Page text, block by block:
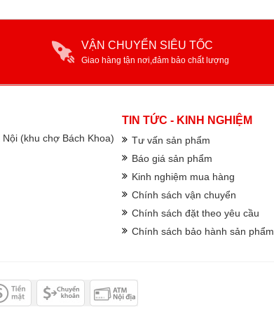
VẬN CHUYỂN SIÊU TỐC
Giao hàng tận nơi,đảm bảo chất lượng
(khu chợ Bách Khoa)
TIN TỨC - KINH NGHIỆM
Tư vấn sản phẩm
Báo giá sản phẩm
Kinh nghiệm mua hàng
Chính sách vận chuyển
Chính sách đặt theo yêu cầu
Chính sách bảo hành sản phẩm